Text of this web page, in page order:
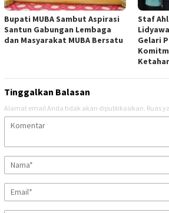
Bupati MUBA Sambut Aspirasi
Santun Gabungan Lembaga
dan Masyarakat MUBA Bersatu
Staf
Gelari
Tinggalkan Balasan
Alamat email Anda tidak akan dipublikasikan. Ruas